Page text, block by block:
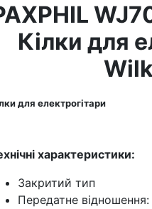
Кілки для
для електрогітари
характеристики:
Закритий тип
Передатне відношення: